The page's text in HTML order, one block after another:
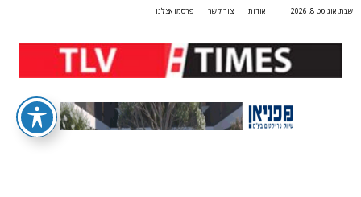
שבת, אוגוסט 8, 2026 אודות צור קשר פרסמו אצלנו